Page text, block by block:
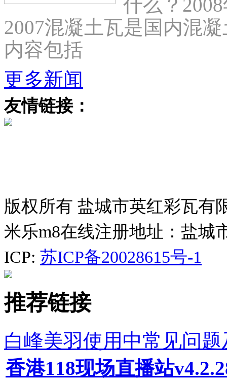
什么？
2007混凝土瓦是国内混
内容包括
更多新闻
友情链接：
版权所有 盐城市英红彩瓦有
米乐m8在线注册地址：盐城
ICP: 苏ICP备20028615号-1
推荐链接
白峰美羽使用中常见问
香港118现场直播站